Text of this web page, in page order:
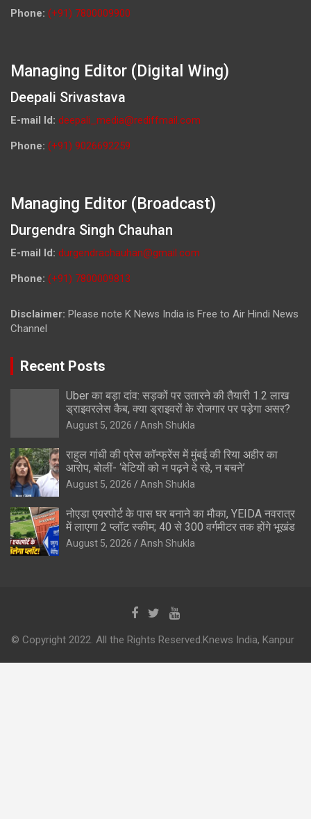
Phone: (+91) 7800009900
Managing Editor (Digital Wing)
Deepali Srivastava
E-mail Id: deepali_media@rediffmail.com
Phone: (+91) 9026692259
Managing Editor (Broadcast)
Durgendra Singh Chauhan
E-mail Id: durgendrachauhan@gmail.com
Phone: (+91) 7800009813
Disclaimer: Please note K News India is Free to Air Hindi News
Channel
Recent Posts
Uber का बड़ा दांव: सड़कों पर उतारने की तैयारी 1.2 लाख
ड्राइवरलेस कैब, क्या ड्राइवरों के रोजगार पर पड़ेगा असर?
August 5, 2026 Ansh Shukla
राहुल गांधी की प्रेस कॉन्फ्रेंस में मुंबई की रिया अहीर का
आरोप, बोलीं- ‘बेटियों को न पढ़ने दे रहे, न बचने’
August 5, 2026 Ansh Shukla
नोएडा एयरपोर्ट के पास घर बनाने का मौका, YEIDA नवरात्र
में लाएगा 2 प्लॉट स्कीम; 40 से 300 वर्गमीटर तक होंगे भूखंड
August 5, 2026 Ansh Shukla
© Copyright 2022. All the Rights Reserved.Knews India, Kanpur